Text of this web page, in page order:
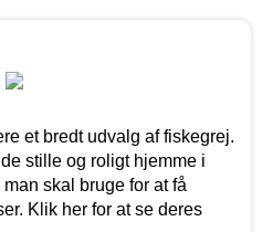
et bredt udvalg af fiskegrej.
stille og roligt hjemme i
skal bruge for at få
Klik her for at se deres